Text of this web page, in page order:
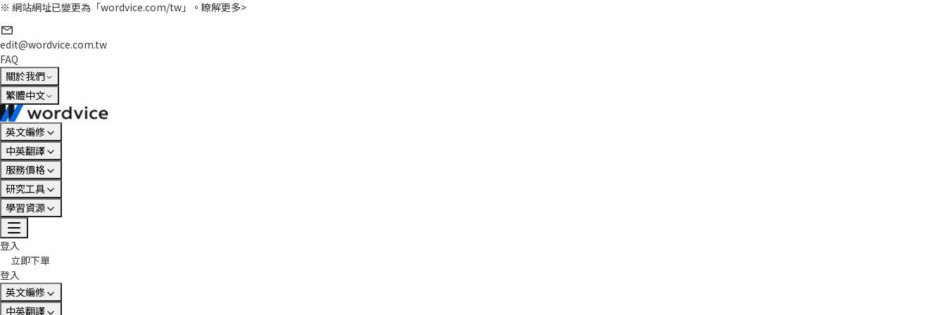
※ 網站網址已變更為「wordvice.com/tw」。 瞭解更多>
edit@wordvice.com.tw
FAQ
關於我們
繁體中文
英文編修
中英翻譯
服務價格
研究工具
學習資源
登入
立即下單
登入
英文編修
中英翻譯